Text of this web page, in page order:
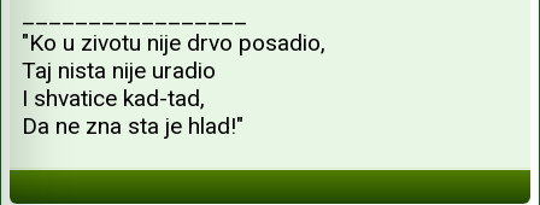
_________________
"Ko u zivotu nije drvo posadio,
Taj nista nije uradio
I shvatice kad-tad,
Da ne zna sta je hlad!"